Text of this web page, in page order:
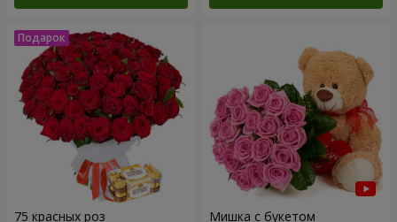
75 красных роз Мишка с букетом